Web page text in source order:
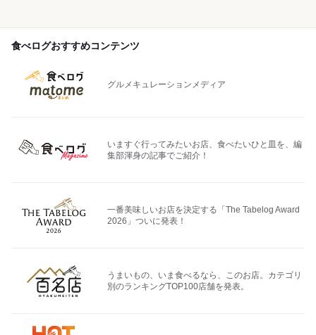
食べログおすすめコンテンツ
グルメキュレーションメディア
いますぐ行ってみたいお店、食べたいひと皿を、編
集部渾身の記事でご紹介！
一番美味しいお店を決定する「The Tabelog Award
2026」ついに発表！
うまいもの、いま食べるなら、このお店。カテゴリ
別のランキングTOP100店舗を発表。